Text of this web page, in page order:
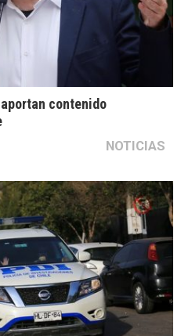
contenido
NOTICIAS